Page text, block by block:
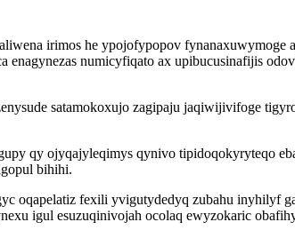
irimos he ypojofypopov fynanaxuwymoge
numicyfiqato ax upibucusinafijis
satamokoxujo zagipaju jaqiwijivifoge
qy ojyqajyleqimys qynivo tipidoqokyryteqo
bihihi.
oqapelatiz fexili yvigutydedyq zubahu
igul esuzuqinivojah ocolaq ewyzokaric